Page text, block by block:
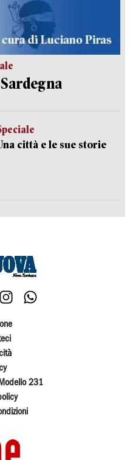
città e le sue storie
231